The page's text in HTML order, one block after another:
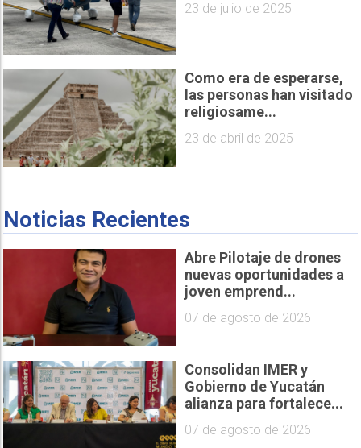
23 de julio de 2025
Como era de esperarse,
las personas han visitado
religiosame...
23 de abril de 2025
Noticias Recientes
Abre Pilotaje de drones
nuevas oportunidades a
joven emprend...
07 de agosto de 2026
Consolidan IMER y
Gobierno de Yucatán
alianza para fortalece...
07 de agosto de 2026